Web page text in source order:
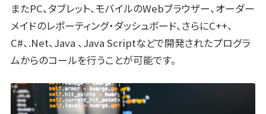
またPC、タブレット、モバイルのWebブラウザー、オーダー
メイドのレポーティング・ダッシュボード、さらにC++、
C#、.Net、Java 、Java Scriptなどで開発されたプログラ
ムからのコールを行うことが可能です。